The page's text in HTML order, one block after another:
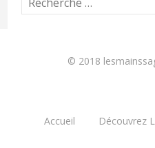
© 2018
Accueil Découvrez